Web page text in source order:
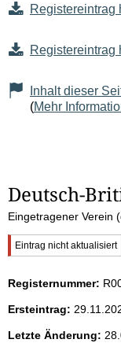
Registereintrag
Registereintrag
Inhalt dieser
(Mehr
S
e
i
t
e
Deutsch-
Eingetragener Verein
W
i
h
i
Eintrag nicht aktualisiert
Registernummer:
Ersteintrag:
Letzte Änderung: